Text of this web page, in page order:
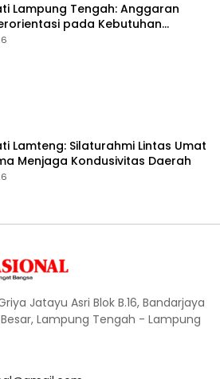
Lampung Tengah: Anggaran
pada Kebutuhan
Lamteng: Silaturahmi Lintas Umat
Menjaga Kondusivitas Daerah
Jatayu Asri Blok B.16, Bandarjaya
Lampung Tengah - Lampung